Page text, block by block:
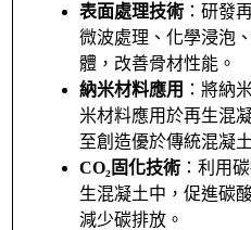
表面處理技術 ：研發
微波處理、化學浸泡
體，改善骨材性能。
納米材料應用 ：將納
米材料應用於再生混
至創造優於傳統混凝
CO₂固化技術 ：利用
生混凝土中，促進碳
減少碳排放。